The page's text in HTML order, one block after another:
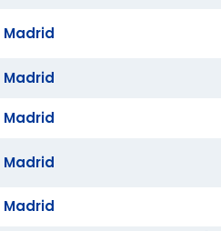
Madrid
Madrid
Madrid
Madrid
Madrid